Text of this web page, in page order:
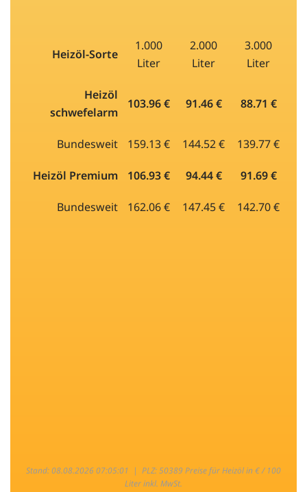
Heizöl-Sorte
1.000
Liter
2.000
Liter
3.000
Liter
Heizöl
schwefelarm
103.96 € 91.46 € 88.71 €
Bundesweit 159.13 € 144.52 € 139.77 €
Heizöl Premium 106.93 € 94.44 € 91.69 €
Bundesweit 162.06 € 147.45 € 142.70 €
Stand: 08.08.2026 07:05:01 | PLZ: 50389 Preise für Heizöl in € / 100
Liter inkl. MwSt.